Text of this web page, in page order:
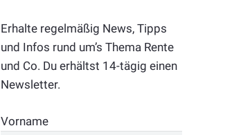
Erhalte regelmäßig News, Tipps
und Infos rund um’s Thema Rente
und Co. Du erhältst 14-tägig einen
Newsletter.
Vorname